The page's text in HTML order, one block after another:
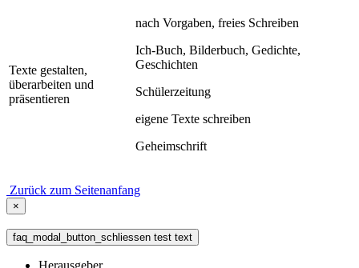
Texte gestalten,
überarbeiten und
präsentieren
nach Vorgaben, freies Schreiben
Ich-Buch, Bilderbuch, Gedichte,
Geschichten
Schülerzeitung
eigene Texte schreiben
Geheimschrift
Zurück zum Seitenanfang
×
faq_modal_button_schliessen test text
Herausgeber